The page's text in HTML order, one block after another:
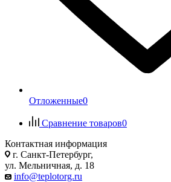
Отложенные0
Сравнение товаров0
Контактная информация
г. Санкт-Петербург,
ул. Мельничная, д. 18
info@teplotorg.ru